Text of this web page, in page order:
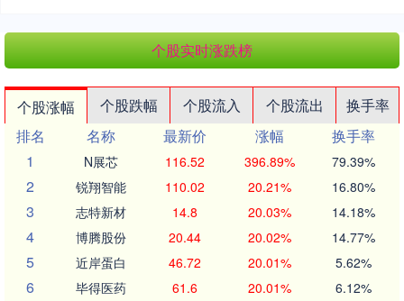
个股实时涨跌榜
个股涨幅 个股跌幅 个股流入 个股流出
换手率
排名
名称 最新价 涨幅
换手率
1
N展芯 116.52 396.89% 79.39%
2 锐翔智能 110.02 20.21% 16.80%
3 志特新材 14.8 20.03% 14.18%
4 博腾股份 20.44 20.02% 14.77%
5 近岸蛋白 46.72 20.01% 5.62%
6 毕得医药 61.6 20.01% 6.12%